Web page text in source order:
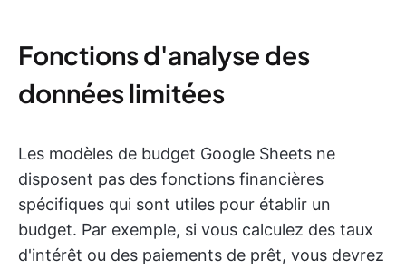
Fonctions d'analyse des
données limitées
Les modèles de budget Google Sheets ne
disposent pas des fonctions financières
spécifiques qui sont utiles pour établir un
budget. Par exemple, si vous calculez des taux
d'intérêt ou des paiements de prêt, vous devrez